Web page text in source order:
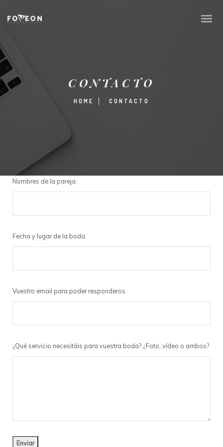
CONTACTO
HOME CONTACTO
Nombres de la pareja.
Fecha y lugar de la boda.
Vuestro email para poder responderos.
¿Qué servicio necesitáis para vuestra boda? ¿Foto, vídeo o ambos?